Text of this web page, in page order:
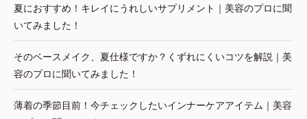
夏におすすめ！キレイにうれしいサプリメント｜美容のプロに聞
いてみました！
そのベースメイク、夏仕様ですか？くずれにくいコツを解説｜美
容のプロに聞いてみました！
薄着の季節目前！今チェックしたいインナーケアアイテム｜美容